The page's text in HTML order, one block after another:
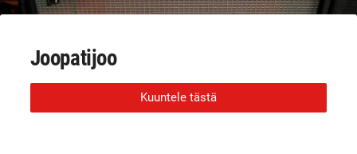
Joopatijoo
Kuuntele tästä